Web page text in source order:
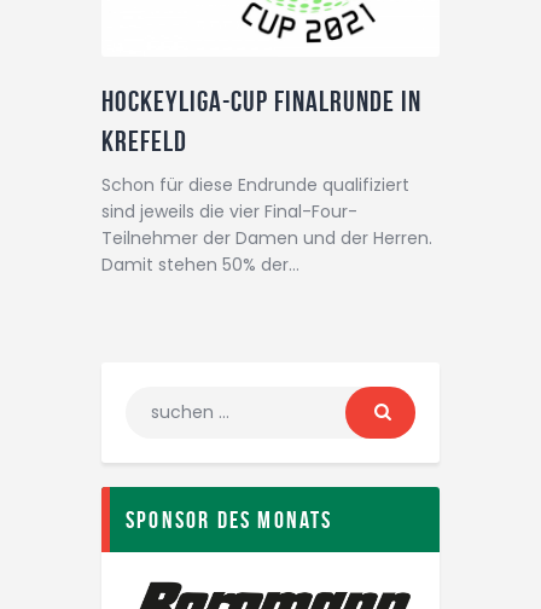
Hockeyliga-Cup Finalrunde in
Krefeld
Schon für diese Endrunde qualifiziert
sind jeweils die vier Final-Four-
Teilnehmer der Damen und der Herren.
Damit stehen 50% der…
Sponsor des Monats